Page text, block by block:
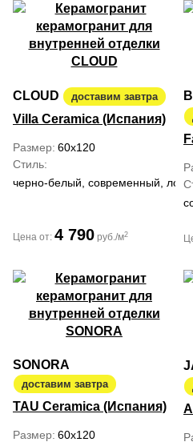
CLOUD доставим завтра
Villa Ceramica (Испания)
Размер 60x120
Стиль
черно-белый, современный, лофт
Цена от: 4 790 руб./м2
SONORA
доставим завтра
TAU Ceramica (Испания)
Размер 60x120